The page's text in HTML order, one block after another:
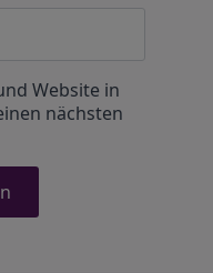
Website in
nächsten